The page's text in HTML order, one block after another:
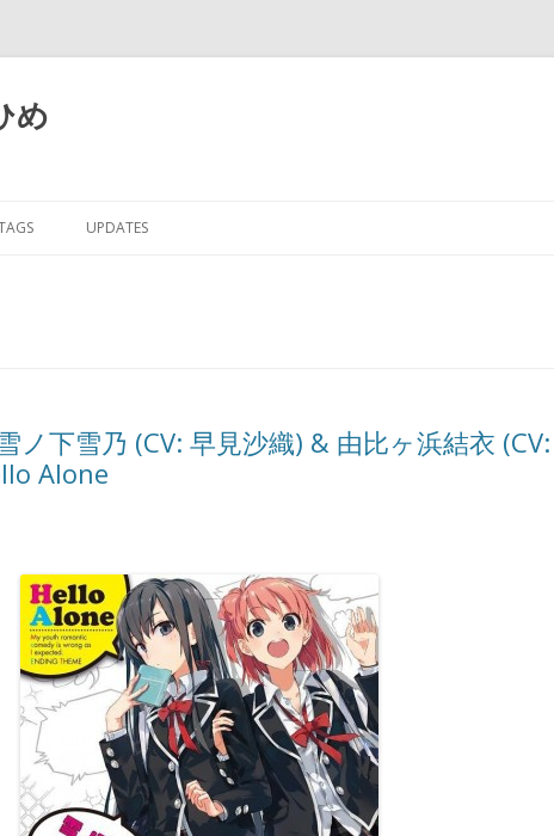
め
UPDATES
ノ下雪乃 (CV: 早見沙織) & 由比ヶ浜結衣 (CV:
Alone